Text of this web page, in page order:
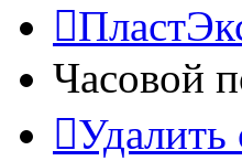
Часовой
Удалить